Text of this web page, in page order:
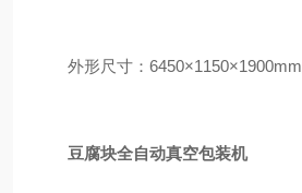
外形尺寸：6450×1150×1900mm
豆腐块全自动真空包装机